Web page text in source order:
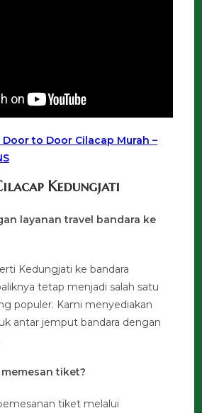
Door to Door Cilacap Murah –
Kedungjati
layanan travel bandara ke
Kedungjati ke bandara
tetap menjadi salah satu
populer. Kami menyediakan
antar jemput bandara dengan
tiket?
tiket melalui